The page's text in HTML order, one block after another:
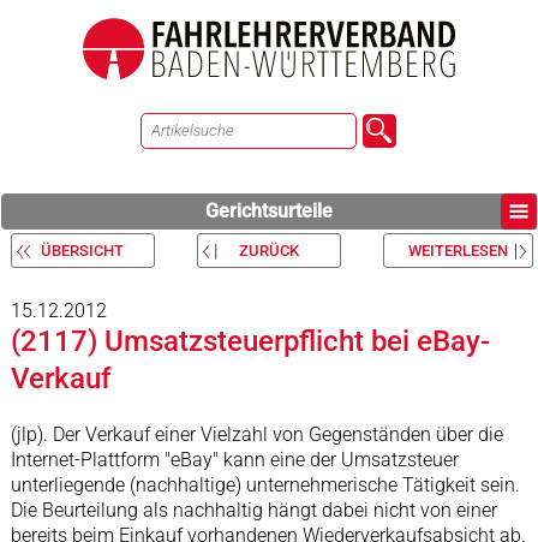
Gerichtsurteile
ÜBERSICHT ZURÜCK WEITERLESEN
15.12.2012
(2117) Umsatzsteuerpflicht bei eBay-
Verkauf
(jlp). Der Verkauf einer Vielzahl von Gegenständen über die
Internet-Plattform "eBay" kann eine der Umsatzsteuer
unterliegende (nachhaltige) unternehmerische Tätigkeit sein.
Die Beurteilung als nachhaltig hängt dabei nicht von einer
bereits beim Einkauf vorhandenen Wiederverkaufsabsicht ab.